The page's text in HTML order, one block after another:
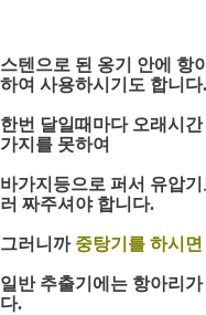
스텐으로 된 옹기 안에 항
하여 사용하시기도 합니다.
한번 달일때마다 오래시
가지를 못하여
바가지등으로 퍼서 유압
러 짜주셔야 합니다.
그러니까 중탕기를 하시
일반 추출기에는 항아리
다.